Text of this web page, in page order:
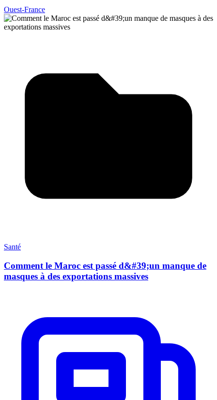
Ouest-France
Santé
Comment le Maroc est passé d&#39;un manque de
masques à des exportations massives